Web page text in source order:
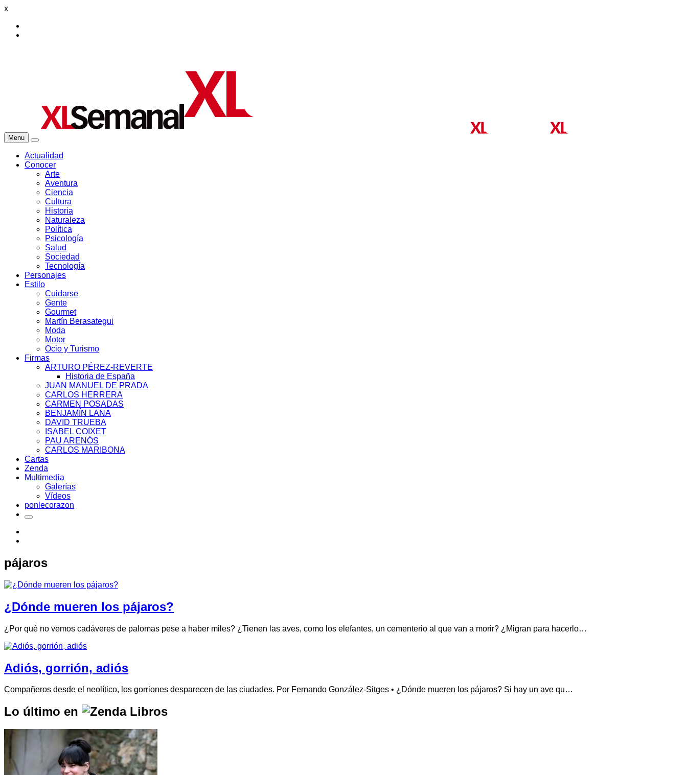
x
Menu
Actualidad
Conocer
Arte
Aventura
Ciencia
Cultura
Historia
Naturaleza
Política
Psicología
Salud
Sociedad
Tecnología
Personajes
Estilo
Cuidarse
Gente
Gourmet
Martín Berasategui
Moda
Motor
Ocio y Turismo
Firmas
ARTURO PÉREZ-REVERTE
Historia de España
JUAN MANUEL DE PRADA
CARLOS HERRERA
CARMEN POSADAS
BENJAMÍN LANA
DAVID TRUEBA
ISABEL COIXET
PAU ARENÓS
CARLOS MARIBONA
Cartas
Zenda
Multimedia
Galerías
Vídeos
ponlecorazon
pájaros
¿Dónde mueren los pájaros?
¿Por qué no vemos cadáveres de palomas pese a haber miles? ¿Tienen las aves, como los elefantes, un cementerio al que van a morir? ¿Migran para hacerlo…
Adiós, gorrión, adiós
Compañeros desde el neolítico, los gorriones desparecen de las ciudades. Por Fernando González-Sitges • ¿Dónde mueren los pájaros? Si hay un ave qu…
Lo último en